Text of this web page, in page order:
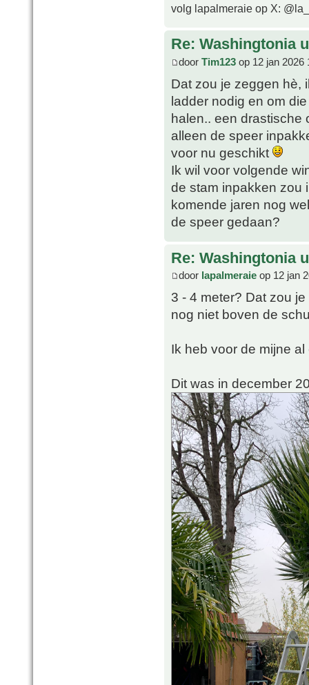
volg lapalmeraie op X:
Re: Washingtonia
door Tim123 op 12 jan 2026
Dat zou je zeggen hè,
ladder nodig en om
halen.. een drastische
alleen de speer
voor nu geschikt
Ik wil voor volgende
de stam inpakken zou
komende jaren nog
de speer gedaan?
Re: Washingtonia
door lapalmeraie op 12 jan
3 - 4 meter? Dat zou
nog niet boven de
Ik heb voor de mijne
Dit was in december